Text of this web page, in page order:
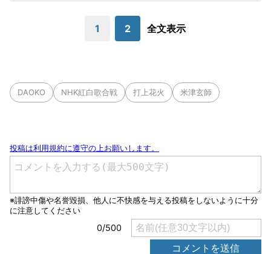
1 2 全文表示
DAOKO NHK紅白歌合戦 打上花火 米津玄師